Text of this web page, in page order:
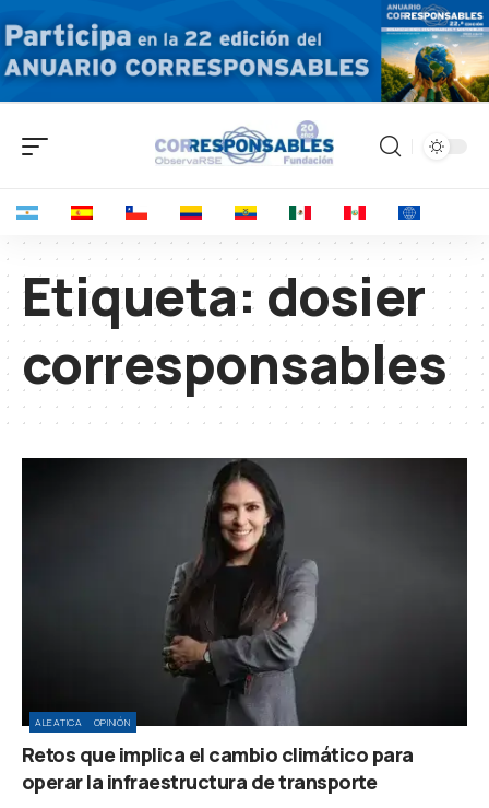
Etiqueta: dosier
corresponsables
ALEATICA OPINIÓN
Retos que implica el cambio climático para
operar la infraestructura de transporte